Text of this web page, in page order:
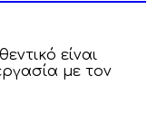
είναι
με τον